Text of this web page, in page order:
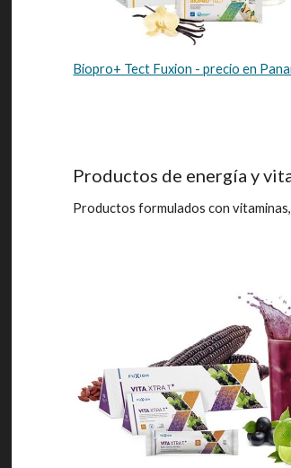
Biopro+ Tect Fuxion - precio en
Productos de energía y
Productos formulados con